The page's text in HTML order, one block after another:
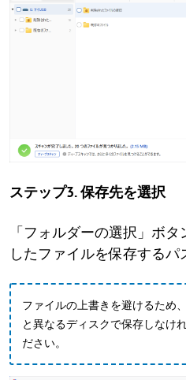
ステップ3. 保存先を選択
「フォルダーの選択」ボ
したファイルを保存するパ
ファイルの上書きを避けるため
と異なるディスクで保存しなけ
ださい。